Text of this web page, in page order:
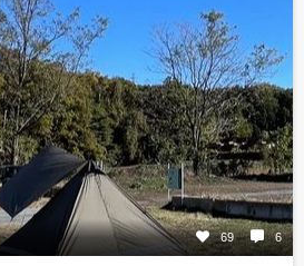
69 6